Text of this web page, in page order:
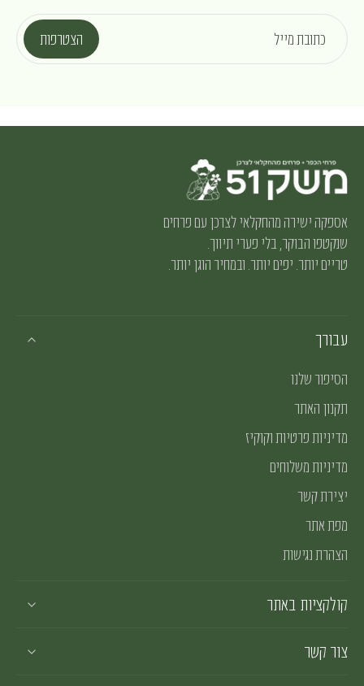
כתובת מייל הצטרפות
אספקה ישירה מהחקלאי לצרכן עם פרחים
שנקטפו הבוקר, בלי פערי תיווך.
טריים יותר. יפים יותר. ובמחיר הוגן יותר.
עבורך
הסיפור שלנו
תקנון האתר
מדיניות פרטיות וקוקיז
מדיניות משלוחים
יצירת קשר
מפת אתר
הצהרת נגישות
קולקציות באתר
צור קשר